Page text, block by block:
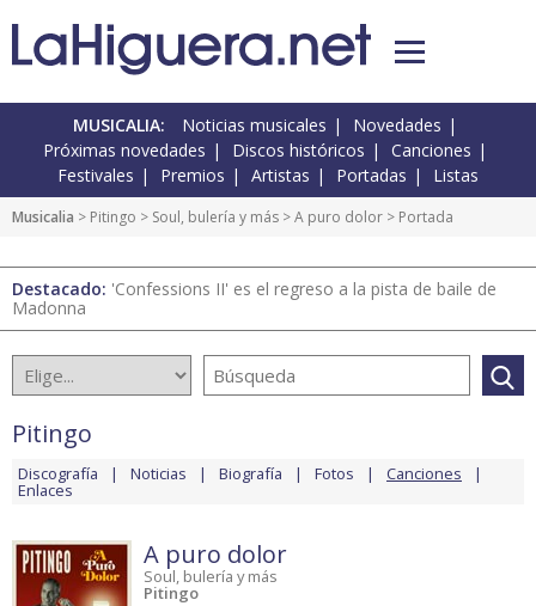
MUSICALIA: Noticias musicales
Novedades
Próximas novedades
Discos históricos
Canciones
Festivales
Premios Artistas Portadas Listas
Musicalia > Pitingo > Soul, bulería y más >A puro dolor > Portada
Destacado: 'Confessions II' es el regreso a la pista de baile de
Madonna
Pitingo
Discografía Noticias Biografía Fotos Canciones
Enlaces
A puro dolor
Soul, bulería y más
Pitingo